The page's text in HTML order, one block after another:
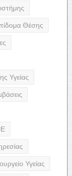
Θέσης
Υγείας
Υγείας